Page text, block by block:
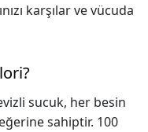
karşılar ve vücuda
sucuk, her besin
sahiptir. 100